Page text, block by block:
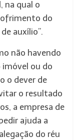
na qual o
do
auxílio”.
não havendo
ou do
o dever de
o resultado
a empresa de
ajuda a
do réu